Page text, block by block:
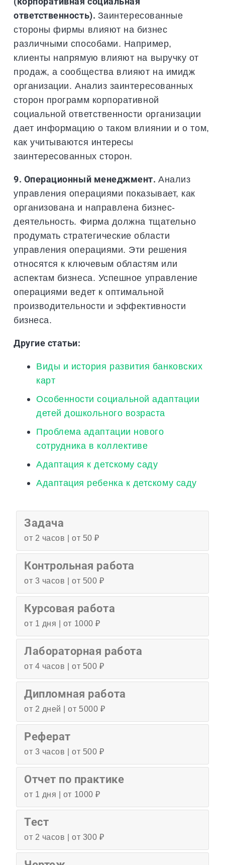
ответственность). Заинтересованные
стороны фирмы влияют на бизнес
различными способами. Например,
клиенты напрямую влияют на выручку от
продаж, а сообщества влияют на имидж
организации. Анализ заинтересованных
сторон программ корпоративной
социальной ответственности организации
дает информацию о таком влиянии и о том,
как учитываются интересы
заинтересованных сторон.
9. Операционный менеджмент.Анализ
управления операциями показывает, как
организована и направлена бизнес-
деятельность. Фирма должна тщательно
продумать стратегические области
управления операциями. Эти решения
относятся к ключевым областям или
аспектам бизнеса. Успешное управление
операциями ведет к оптимальной
производительности и эффективности
бизнеса.
Другие статьи:
Виды и история развития банковских
карт
Особенности социальной адаптации
детей дошкольного возраста
Проблема адаптации нового
сотрудника в коллективе
Адаптация к детскому саду
Адаптация ребенка к детскому саду
Задача
от 2 часов | от 50 ₽
Контрольная работа
от 3 часов | от 500 ₽
Курсовая работа
от 1 дня | от 1000 ₽
Лабораторная работа
от 4 часов | от 500 ₽
Дипломная работа
от 2 дней | от 5000 ₽
Реферат
от 3 часов | от 500 ₽
Отчет по практике
от 1 дня | от 1000 ₽
Тест
от 2 часов | от 300 ₽